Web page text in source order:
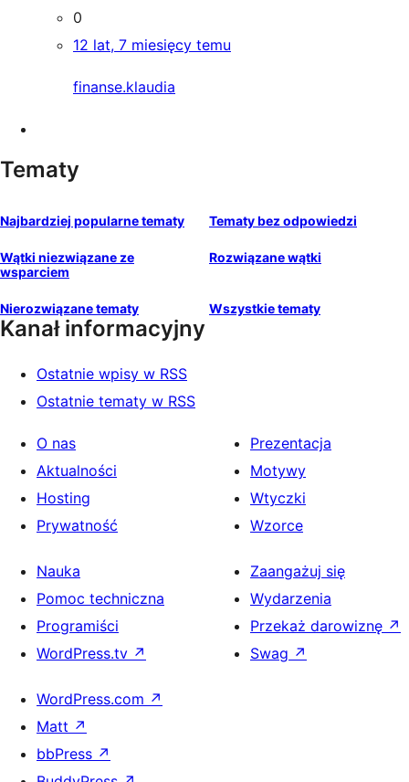
0
12 lat, 7 miesięcy temu
finanse.klaudia
Tematy
Najbardziej popularne tematy Tematy bez odpowiedzi
Wątki niezwiązane ze
wsparciem
Rozwiązane wątki
Nierozwiązane tematy Wszystkie tematy
Kanał informacyjny
Ostatnie wpisy w RSS
Ostatnie tematy w RSS
O nas
Aktualności
Hosting
Prywatność
Prezentacja
Motywy
Wtyczki
Wzorce
Nauka
Pomoc techniczna
Programiści
WordPress.tv ↗
Zaangażuj się
Wydarzenia
Przekaż darowiznę ↗
Swag ↗
WordPress.com ↗
Matt ↗
bbPress ↗